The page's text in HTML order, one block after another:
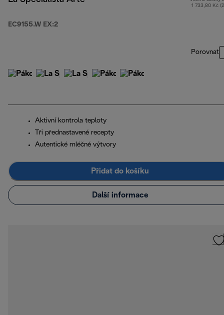
EC9155.W EX:2
1 733,80 Kč
Porovnat
Aktivní kontrola teploty
Tři přednastavené recepty
Autentické mléčné výtvory
Přidat do košíku
Další informace